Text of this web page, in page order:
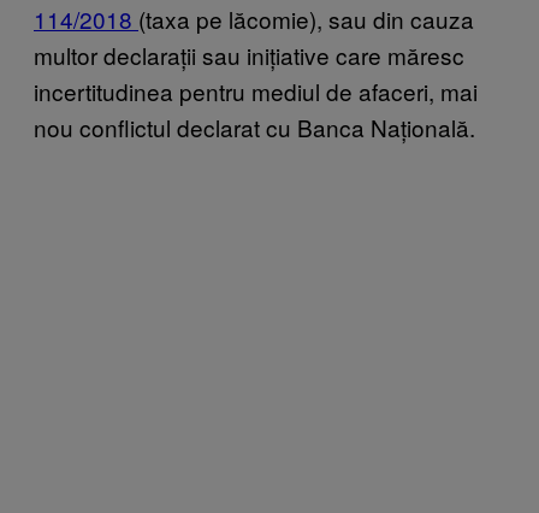
114/2018 (taxa pe lăcomie), sau din cauza
multor declarații sau inițiative care măresc
incertitudinea pentru mediul de afaceri, mai
nou conflictul declarat cu Banca Națională.